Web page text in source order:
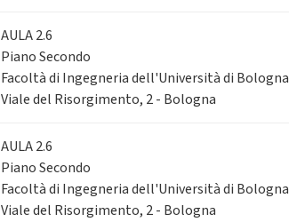
AULA 2.6
Piano Secondo
Facoltà di Ingegneria dell'Università di Bologna
Viale del Risorgimento, 2 - Bologna
AULA 2.6
Piano Secondo
Facoltà di Ingegneria dell'Università di Bologna
Viale del Risorgimento, 2 - Bologna